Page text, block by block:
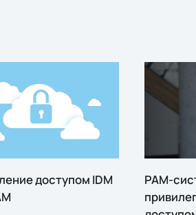
доступом IDM
PAM-